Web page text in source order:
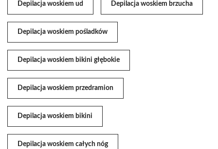
Depilacja woskiem ud Depilacja woskiem brzucha
Depilacja woskiem pośladków
Depilacja woskiem bikini głębokie
Depilacja woskiem przedramion
Depilacja woskiem bikini
Depilacja woskiem całych nóg